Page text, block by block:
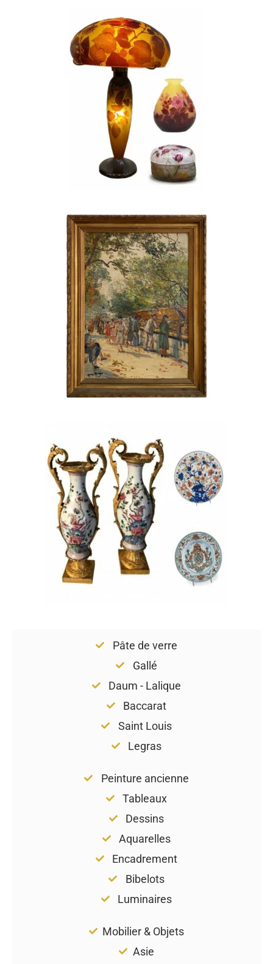
Pâte de verre
Gallé
Daum - Lalique
Baccarat
Saint Louis
Legras
Peinture ancienne
Tableaux
Dessins
Aquarelles
Encadrement
Bibelots
Luminaires
Mobilier & Objets
Asie